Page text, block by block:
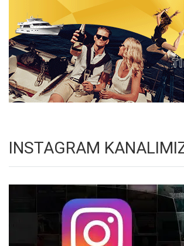
INSTAGRAM